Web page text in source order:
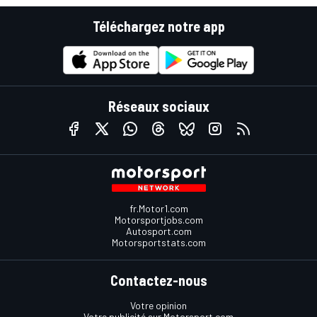
Téléchargez notre app
Réseaux sociaux
fr.Motor1.com
Motorsportjobs.com
Autosport.com
Motorsportstats.com
Contactez-nous
Votre opinion